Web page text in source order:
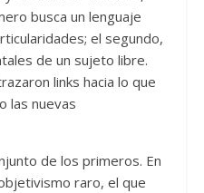
busca un lenguaje
el segundo,
de un sujeto libre.
links hacia lo que
las nuevas
de los primeros. En
raro, el que